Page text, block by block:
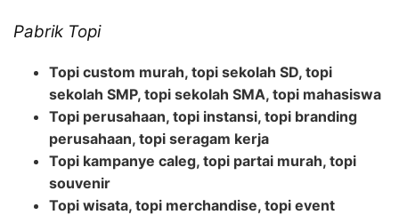
Pabrik Topi
Topi custom murah, topi sekolah SD, topi
sekolah SMP, topi sekolah SMA, topi mahasiswa
Topi perusahaan, topi instansi, topi branding
perusahaan, topi seragam kerja
Topi kampanye caleg, topi partai murah, topi
souvenir
Topi wisata, topi merchandise, topi event